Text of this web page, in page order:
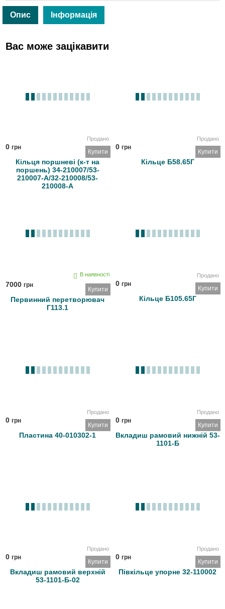
Опис Інформація
Вас може зацікавити
Продано
0 грн
Купити
Кільця поршневі (к-т на
поршень) 34-210007/53-
210007-А/32-210008/53-
210008-А
Продано
0 грн
Купити
Кільце Б58.65Г
В наявності
7000 грн
Купити
Первинний перетворювач
Г113.1
Продано
0 грн
Купити
Кільце Б105.65Г
Продано
0 грн
Купити
Пластина 40-010302-1
Продано
0 грн
Купити
Вкладиш рамовий нижній 53-
1101-Б
Продано
0 грн
Купити
Вкладиш рамовий верхній
53-1101-Б-02
Продано
0 грн
Купити
Півкільце упорне 32-110002